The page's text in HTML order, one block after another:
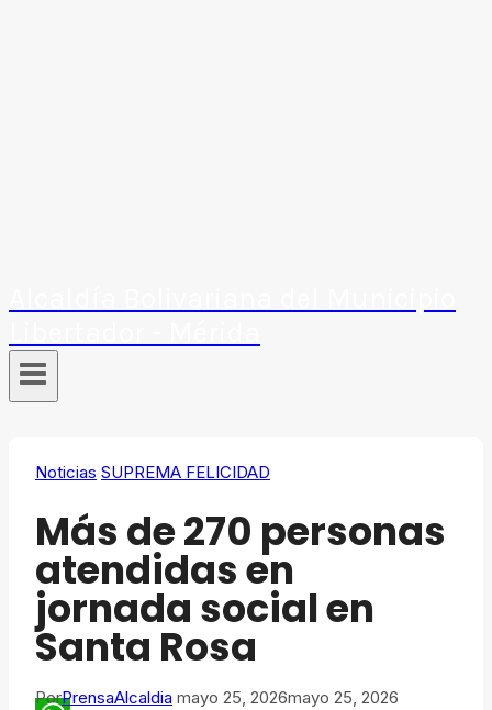
Noticias SUPREMA FELICIDAD
​Más de 270 personas
atendidas en
jornada social en
Santa Rosa
PorPrensaAlcaldia mayo 25, 2026mayo 25, 2026